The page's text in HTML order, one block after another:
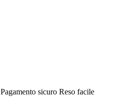
Pagamento sicuro Reso facile